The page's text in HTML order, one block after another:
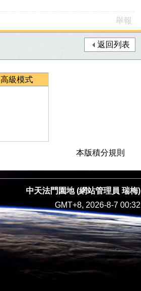
舉報
返回列表
高級模式
本版積分規則
中天法門園地 (網站管理員 瑞梅)
GMT+8, 2026-8-7 00:32